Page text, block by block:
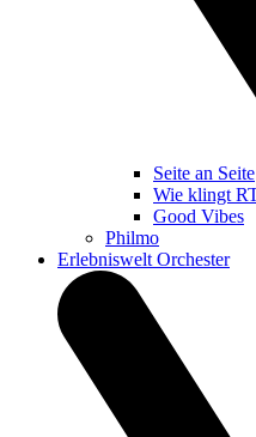
Seite an Seite
Wie klingt
Good Vibes
Philmo
Erlebniswelt Orchester